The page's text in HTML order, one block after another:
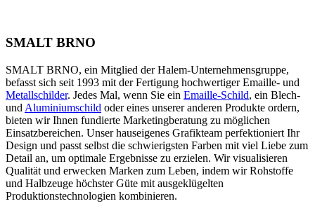
SMALT BRNO
SMALT BRNO, ein Mitglied der Halem-Unternehmensgruppe,
befasst sich seit 1993 mit der Fertigung hochwertiger Emaille- und
Metallschilder. Jedes Mal, wenn Sie ein Emaille-Schild, ein Blech-
und Aluminiumschild oder eines unserer anderen Produkte ordern,
bieten wir Ihnen fundierte Marketingberatung zu möglichen
Einsatzbereichen. Unser hauseigenes Grafikteam perfektioniert Ihr
Design und passt selbst die schwierigsten Farben mit viel Liebe zum
Detail an, um optimale Ergebnisse zu erzielen. Wir visualisieren
Qualität und erwecken Marken zum Leben, indem wir Rohstoffe
und Halbzeuge höchster Güte mit ausgeklügelten
Produktionstechnologien kombinieren.